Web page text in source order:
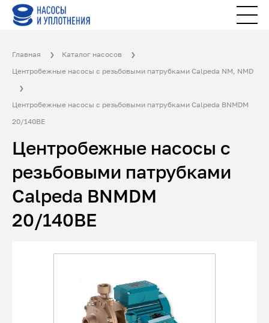
Главная
Каталог насосов
Центробежные насосы с резьбовыми патрубками Calpeda NM, NMD
Центробежные насосы с резьбовыми патрубками Calpeda BNMDM
20/140BE
Центробежные насосы с
резьбовыми патрубками
Calpeda BNMDM
20/140BE